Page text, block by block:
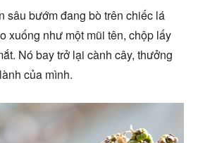
sâu bướm đang bò trên chiếc lá
xuống như một mũi tên, chộp lấy
Nó bay trở lại cành cây, thưởng
của mình.